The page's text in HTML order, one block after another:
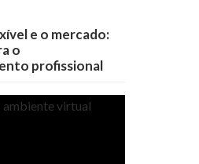
e o mercado:
o
profissional